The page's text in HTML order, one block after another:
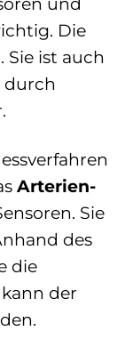
Die
ist auch
durch
Arterien-
Sie
des
die
der